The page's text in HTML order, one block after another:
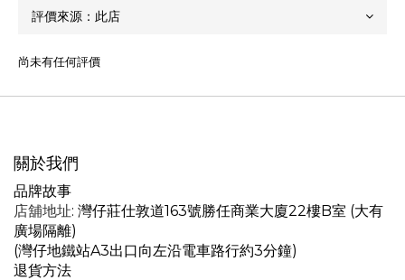
尚未有任何評價
關於我們
品牌故事
店舖地址: 灣仔莊仕敦道163號勝任商業大廈22樓B室 (大有
廣場隔離)
(灣仔地鐵站A3出口向左沿電車路行約3分鐘)
退貨方法